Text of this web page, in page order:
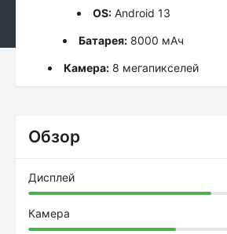
OS:Android 13
Батарея: 8000 мАч
Камера: 8 мегапикселей
Обзор
Дисплей
Камера